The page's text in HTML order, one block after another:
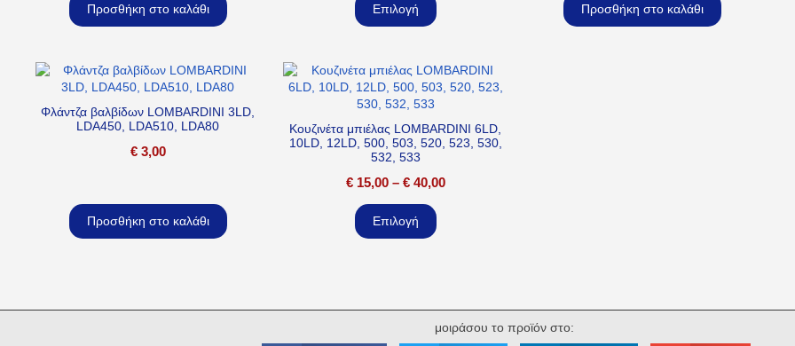
Προσθήκη στο καλάθι Επιλογή Προσθήκη στο καλάθι
Φλάντζα βαλβίδων LOMBARDINI 3LD,
LDA450, LDA510, LDA80
€3,00
Προσθήκη στο καλάθι
Κουζινέτα μπιέλας LOMBARDINI 6LD,
10LD, 12LD, 500, 503, 520, 523, 530,
532, 533
€15,00 – €40,00
Επιλογή
μοιράσου το προϊόν στο: